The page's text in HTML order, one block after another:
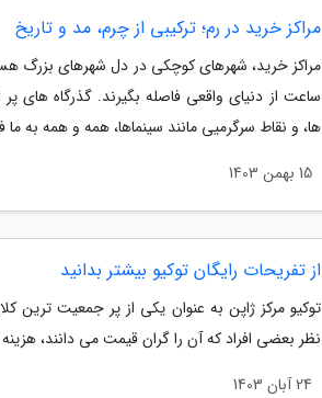
مراکز خرید در رم؛ ترکیبی از چرم، مد و تاریخ
مراکز خرید، شهرهای کوچکی در دل شهرهای بزرگ
ساعت از دنیای واقعی فاصله بگیرند. گذرگاه های
ها، و نقاط سرگرمیی مانند سینماها، همه و همه
15 بهمن 1403
از تفریحات رایگان توکیو بیشتر بدانید
توکیو مرکز ژاپن به عنوان یکی از پر جمعیت ترین
نظر بعضی افراد که آن را گران قیمت می دانند، هزینه
24 آبان 1403